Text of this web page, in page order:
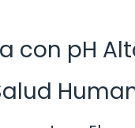
con pH